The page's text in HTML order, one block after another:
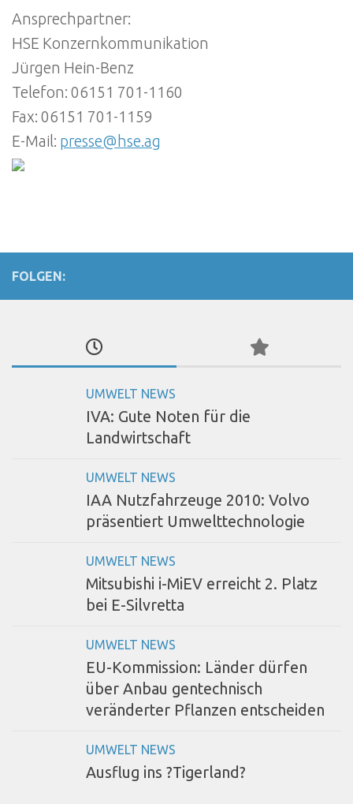
Ansprechpartner:
HSE Konzernkommunikation
Jürgen Hein-Benz
Telefon: 06151 701-1160
Fax: 06151 701-1159
E-Mail: presse@hse.ag
FOLGEN:
UMWELT NEWS
IVA: Gute Noten für die
Landwirtschaft
UMWELT NEWS
IAA Nutzfahrzeuge 2010: Volvo
präsentiert Umwelttechnologie
UMWELT NEWS
Mitsubishi i-MiEV erreicht 2. Platz
bei E-Silvretta
UMWELT NEWS
EU-Kommission: Länder dürfen
über Anbau gentechnisch
veränderter Pflanzen entscheiden
UMWELT NEWS
Ausflug ins ?Tigerland?